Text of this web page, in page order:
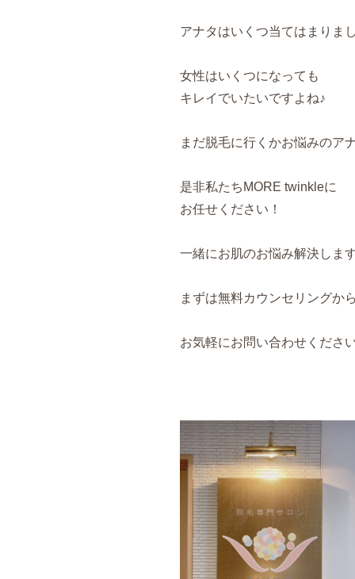
アナタはいくつ当てはまりま
女性はいくつになっても
キレイでいたいですよね♪
まだ脱毛に行くかお悩みのア
是非私たちMORE twinkleに
お任せください！
一緒にお肌のお悩み解決しま
まずは無料カウンセリングか
お気軽にお問い合わせください